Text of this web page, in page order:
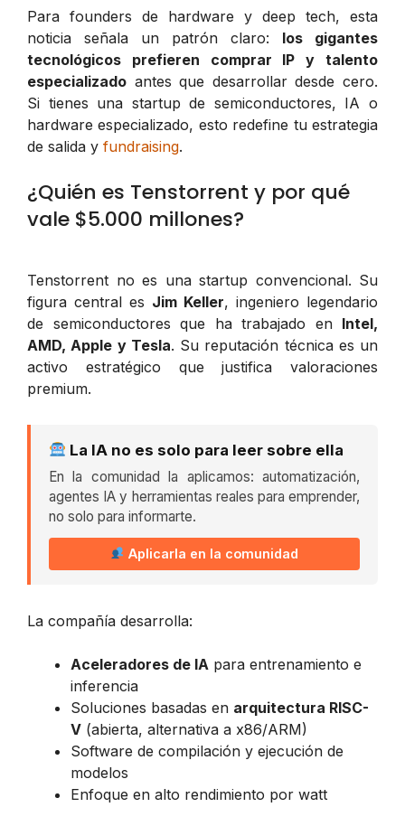
Para founders de hardware y deep tech, esta
noticia señala un patrón claro: los gigantes
tecnológicos prefieren comprar IP y talento
especializado antes que desarrollar desde cero.
Si tienes una startup de semiconductores, IA o
hardware especializado, esto redefine tu estrategia
de salida y fundraising.
¿Quién es Tenstorrent y por qué
vale $5.000 millones?
Tenstorrent no es una startup convencional. Su
figura central es Jim Keller, ingeniero legendario
de semiconductores que ha trabajado en Intel,
AMD, Apple y Tesla. Su reputación técnica es un
activo estratégico que justifica valoraciones
premium.
La IA no es solo para leer sobre ella
En la comunidad la aplicamos: automatización,
agentes IA y herramientas reales para emprender,
no solo para informarte.
Aplicarla en la comunidad
La compañía desarrolla:
Aceleradores de IA para entrenamiento e
inferencia
Soluciones basadas en arquitectura RISC-
V (abierta, alternativa a x86/ARM)
Software de compilación y ejecución de
modelos
Enfoque en alto rendimiento por watt